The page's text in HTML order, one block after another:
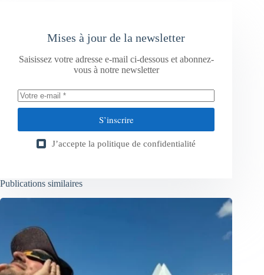
Mises à jour de la newsletter
Saisissez votre adresse e-mail ci-dessous et abonnez-
vous à notre newsletter
S’inscrire
J’accepte la politique de confidentialité
Publications similaires